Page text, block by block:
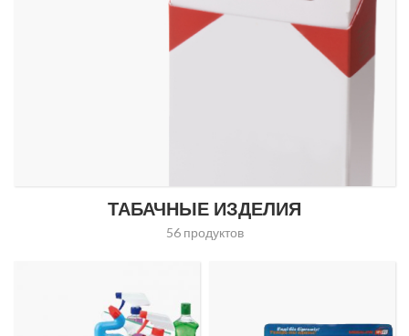
ТАБАЧНЫЕ ИЗДЕЛИЯ
56 продуктов